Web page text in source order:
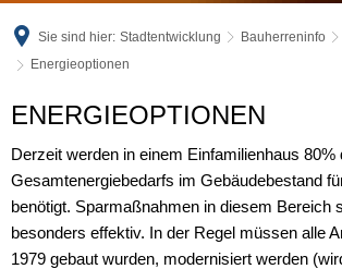
Sie sind hier: Stadtentwicklung Bauherreninfo
Energieoptionen
Energieoptionen
ENERGIEOPTIONEN
Derzeit werden in einem Einfamilienhaus 80%
Gesamtenergiebedarfs im Gebäudebestand
benötigt. Sparmaßnahmen in diesem Bereich
besonders effektiv. In der Regel müssen alle
1979 gebaut wurden, modernisiert werden